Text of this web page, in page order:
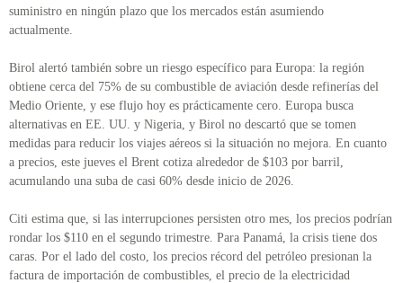
suministro en ningún plazo que los mercados están asumiendo
actualmente.
Birol alertó también sobre un riesgo específico para Europa: la región
obtiene cerca del 75% de su combustible de aviación desde refinerías del
Medio Oriente, y ese flujo hoy es prácticamente cero. Europa busca
alternativas en EE. UU. y Nigeria, y Birol no descartó que se tomen
medidas para reducir los viajes aéreos si la situación no mejora. En cuanto
a precios, este jueves el Brent cotiza alrededor de $103 por barril,
acumulando una suba de casi 60% desde inicio de 2026.
Citi estima que, si las interrupciones persisten otro mes, los precios podrían
rondar los $110 en el segundo trimestre. Para Panamá, la crisis tiene dos
caras. Por el lado del costo, los precios récord del petróleo presionan la
factura de importación de combustibles, el precio de la electricidad